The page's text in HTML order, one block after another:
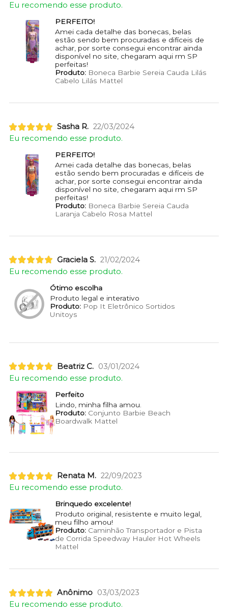
Eu recomendo esse produto.
PERFEITO!
Amei cada detalhe das bonecas, belas
estão sendo bem procuradas e difíceis de
achar, por sorte consegui encontrar ainda
disponível no site, chegaram aqui rm SP
perfeitas!
Produto:Boneca Barbie Sereia Cauda Lilás
Cabelo Lilás Mattel
Sasha R. 22/03/2024
Eu recomendo esse produto.
PERFEITO!
Amei cada detalhe das bonecas, belas
estão sendo bem procuradas e difíceis de
achar, por sorte consegui encontrar ainda
disponível no site, chegaram aqui rm SP
perfeitas!
Produto:Boneca Barbie Sereia Cauda
Laranja Cabelo Rosa Mattel
Graciela S. 21/02/2024
Eu recomendo esse produto.
Ótimo escolha
Produto legal e interativo
Produto:Pop It Eletrônico Sortidos
Unitoys
Beatriz C. 03/01/2024
Eu recomendo esse produto.
Perfeito
Lindo, minha filha amou.
Produto:Conjunto Barbie Beach
Boardwalk Mattel
Renata M. 22/09/2023
Eu recomendo esse produto.
Brinquedo excelente!
Produto original, resistente e muito legal,
meu filho amou!
Produto:Caminhão Transportador e Pista
de Corrida Speedway Hauler Hot Wheels
Mattel
Anônimo 03/03/2023
Eu recomendo esse produto.